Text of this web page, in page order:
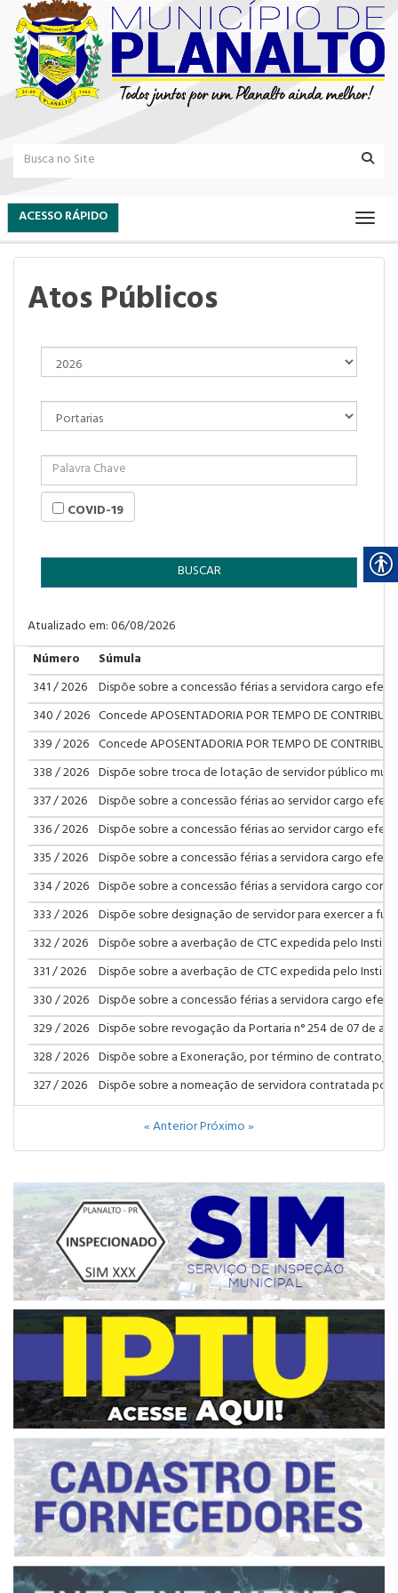
ACESSO RÁPIDO
Atos Públicos
COVID-19
BUSCAR
Atualizado em: 06/08/2026
Número
Súmula
341 / 2026 Dispõe sobre a concessão férias a servidora cargo
340 / 2026 Concede APOSENTADORIA POR TEMPO DE
339 / 2026 Concede APOSENTADORIA POR TEMPO DE
338 / 2026 Dispõe sobre troca de lotação de servidor público
337 / 2026 Dispõe sobre a concessão férias ao servidor cargo
336 / 2026 Dispõe sobre a concessão férias ao servidor cargo
335 / 2026 Dispõe sobre a concessão férias a servidora cargo
334 / 2026 Dispõe sobre a concessão férias a servidora cargo
333 / 2026 Dispõe sobre designação de servidor para exercer a
332 / 2026 Dispõe sobre a averbação de CTC expedida pelo
331 / 2026 Dispõe sobre a averbação de CTC expedida pelo
330 / 2026 Dispõe sobre a concessão férias a servidora cargo
329 / 2026 Dispõe sobre revogação da Portaria n° 254 de 07 de
328 / 2026 Dispõe sobre a Exoneração, por término de contrato,
327 / 2026 Dispõe sobre a nomeação de servidora contratada
« AnteriorPróximo »